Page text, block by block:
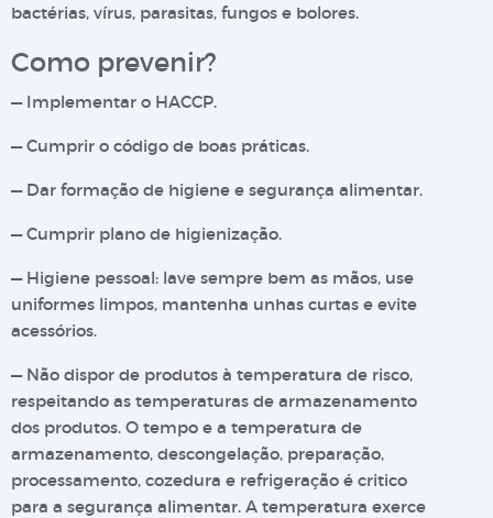
bactérias, vírus, parasitas, fungos e bolores.
Como prevenir?
— Implementar o HACCP.
— Cumprir o código de boas práticas.
— Dar formação de higiene e segurança alimentar.
— Cumprir plano de higienização.
— Higiene pessoal: lave sempre bem as mãos, use
uniformes limpos, mantenha unhas curtas e evite
acessórios.
— Não dispor de produtos à temperatura de risco,
respeitando as temperaturas de armazenamento
dos produtos. O tempo e a temperatura de
armazenamento, descongelação, preparação,
processamento, cozedura e refrigeração é critico
para a segurança alimentar. A temperatura exerce